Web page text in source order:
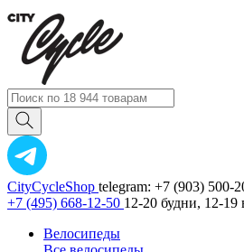
CityCycleShop telegram: +7 (903) 500-
+7 (495) 668-12-50 12-20 будни, 12-
Велосипеды